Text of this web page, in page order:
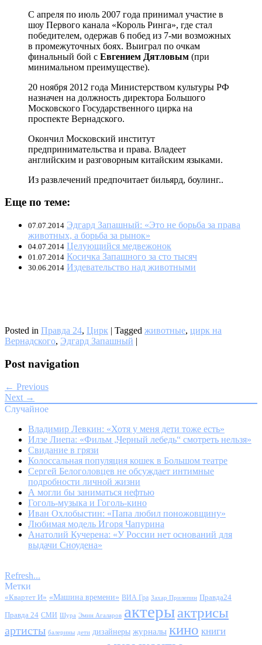
С апреля по июль 2007 года принимал участие в
шоу Первого канала «Король Ринга», где стал
победителем, одержав 6 побед из 7-ми возможных
в промежуточных боях. Выиграл по очкам
финальный бой с Евгением Дятловым (при
минимальном преимуществе).
20 ноября 2012 года Министерством культуры РФ
назначен на должность директора Большого
Московского Государственного цирка на
проспекте Вернадского.
Окончил Московский институт
предпринимательства и права. Владеет
английским и разговорным китайским языками.
Из развлечений предпочитает бильярд, боулинг..
Еще по теме:
07.07.2014 Эдгард Запашный: «Это не борьба за права
животных, а борьба за рынок»
04.07.2014 Целующийся медвежонок
01.07.2014 Косичка Запашного за сто тысяч
30.06.2014 Издевательство над животными
Posted in Правда 24, Цирк | Tagged животные, цирк на
Вернадского, Эдгард Запашный |
Post navigation
← Previous
Next →
Случайное
Владимир Левкин: «Хотя у меня дети тоже есть»
Илзе Лиепа: «Фильм „Черный лебедь“ смотреть нельзя»
Свидание в грязи
Колоссальная популяция кошек в Большом театре
Сергей Белоголовцев не обсуждает интимные
подробности личной жизни
А могли бы заниматься нефтью
Гоголь-музыка и Гоголь-кино
Иван Охлобыстин: «Папа любил поножовщину»
Любимая модель Игоря Чапурина
Анатолий Кучерена: «У России нет оснований для
выдачи Сноудена»
Refresh...
Метки
«Квартет И» «Машина времени» ВИА Гра Захар Прилепин Правда24
Правда 24 СМИ Шура Эмин Агаларов актерыактрисы
артисты балерины дети дизайнеры журналы кино книги